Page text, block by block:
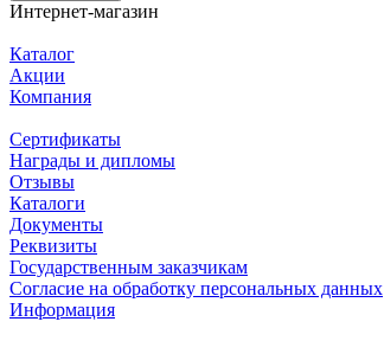
Интернет-магазин
Каталог
Акции
Компания
Сертификаты
Награды и дипломы
Отзывы
Каталоги
Документы
Реквизиты
Государственным заказчикам
Согласие на обработку персональных данных
Информация